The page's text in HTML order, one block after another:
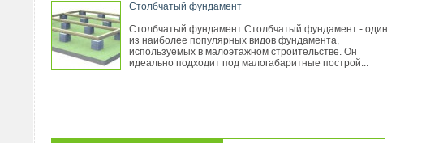
Столбчатый фундамент
Столбчатый фундамент Столбчатый фундамент - один
из наиболее популярных видов фундамента,
используемых в малоэтажном строительстве. Он
идеально подходит под малогабаритные построй...